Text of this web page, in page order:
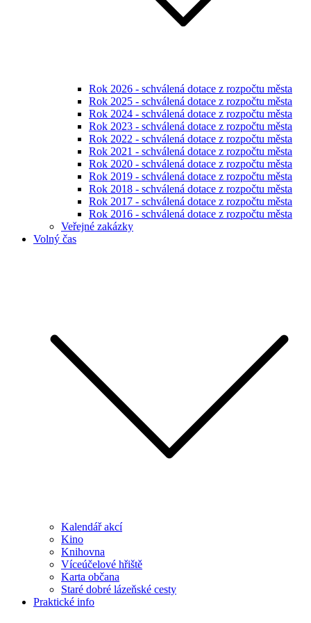
Rok 2026 - schválená dotace z rozpočtu města
Rok 2025 - schválená dotace z rozpočtu města
Rok 2024 - schválená dotace z rozpočtu města
Rok 2023 - schválená dotace z rozpočtu města
Rok 2022 - schválená dotace z rozpočtu města
Rok 2021 - schválená dotace z rozpočtu města
Rok 2020 - schválená dotace z rozpočtu města
Rok 2019 - schválená dotace z rozpočtu města
Rok 2018 - schválená dotace z rozpočtu města
Rok 2017 - schválená dotace z rozpočtu města
Rok 2016 - schválená dotace z rozpočtu města
Veřejné zakázky
Volný čas
Kalendář akcí
Kino
Knihovna
Víceúčelové hřiště
Karta občana
Staré dobré lázeňské cesty
Praktické info